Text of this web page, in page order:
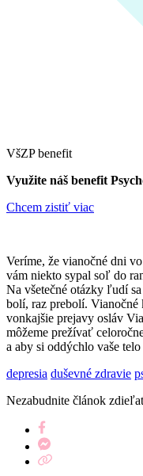
VšZP benefit
Využite náš benefit
Chcem zistiť viac
Veríme, že vianočné dni
vám niekto sypal soľ do
Na všetečné otázky ľudí
bolí, raz prebolí. Vianočné
vonkajšie prejavy osláv
môžeme prežívať
a aby si oddýchlo vaše telo
depresia duševné zdravie
Nezabudnite článok